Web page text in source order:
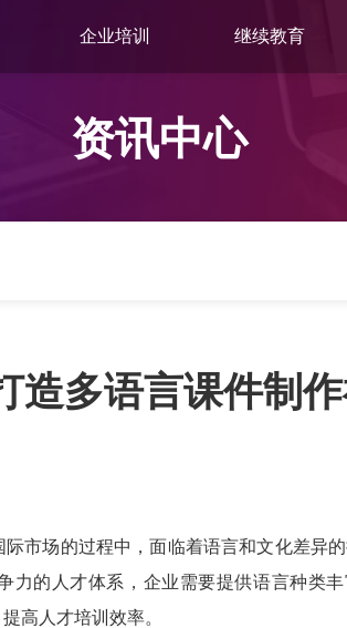
企业培训 继续教育
资讯中心
造多语言课件制
场的过程中，面临着语言和文化差异
力的人才体系，企业需要提供语言种类
高人才培训效率。